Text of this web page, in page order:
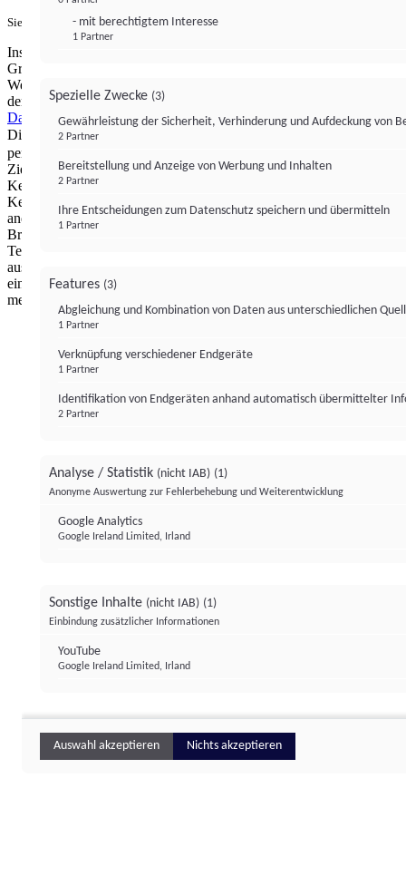
Sie haben ein PUR-Abo?Hier anmelden.
Institutional Money mit Werbung: Wir nutzen aus wirtschaftlichen
Gründen die Möglichkeit, unsere Webseite Dritten als digitalen
Werbeplatz zur Verfügung zu stellen. Über Verarbeitungen, die in
der Verantwortung von uns liegen, können Sie sich in unserer
Datenschutzerklärungnäher informieren.Zur Bereitstellung unserer
Dienste nutzen wir Technologien von
personalisierte Werbung, Messung von Werbeleistung und
Zielgruppenforschung. Cookies, Endgeräte- oder ähnliche Online-
Kennungen (z. B. login-basierte Kennungen, zufällig generierte
Kennungen, netzwerkbasierte Kennungen) können zusammen mit
anderen Informationen (z. B. Browsertyp und
Browserinformationen, Sprache, Bildschirmgröße, unterstützte
Technologien usw.) auf Ihrem Endgerät gespeichert oder von dort
ausgelesen werden, um es jedes Mal wiederzuerkennen, wenn es
eine App oder einer Webseite aufruft. Dies geschieht für einen oder
mehrere der hier aufgeführten Verarbeitungszwecke.
- mit berechtigtem Interesse
1 Partner
Spezielle Zwecke (3)
Gewährleistung der Sicherheit, Verhinderung und Aufdeckung von
2 Partner
Bereitstellung und Anzeige von Werbung und Inhalten
2 Partner
Ihre Entscheidungen zum Datenschutz speichern und übermitteln
1 Partner
Features (3)
Abgleichung und Kombination von Daten aus unterschiedlichen
1 Partner
Verknüpfung verschiedener Endgeräte
1 Partner
Identifikation von Endgeräten anhand automatisch übermittelter
2 Partner
Analyse / Statistik (nicht IAB) (1)
Anonyme Auswertung zur Fehlerbehebung und Weiterentwicklung
Google Analytics
Google Ireland Limited, Irland
Sonstige Inhalte (nicht IAB) (1)
Einbindung zusätzlicher Informationen
YouTube
Google Ireland Limited, Irland
Auswahl akzeptieren Nichts akzeptieren
Institutional Money
ImpressumDatenschutzerklärung